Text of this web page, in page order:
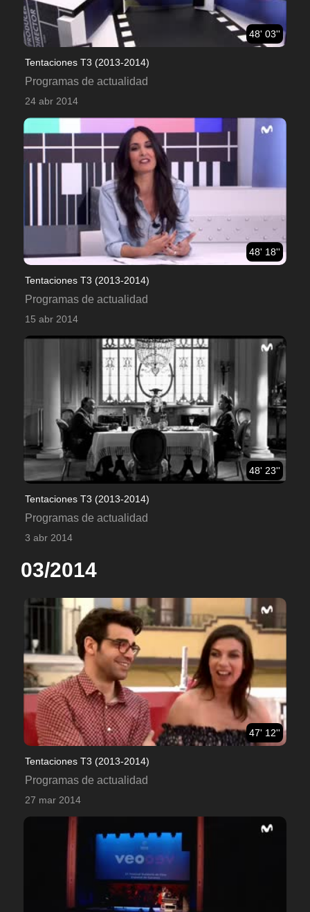
48' 03''
Tentaciones T3 (2013-2014)
Programas de actualidad
24 abr 2014
48' 18''
Tentaciones T3 (2013-2014)
Programas de actualidad
15 abr 2014
48' 23''
Tentaciones T3 (2013-2014)
Programas de actualidad
3 abr 2014
03/2014
47' 12''
Tentaciones T3 (2013-2014)
Programas de actualidad
27 mar 2014